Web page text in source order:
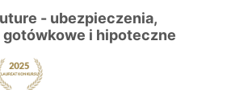
- ubezpieczenia,
i hipoteczne